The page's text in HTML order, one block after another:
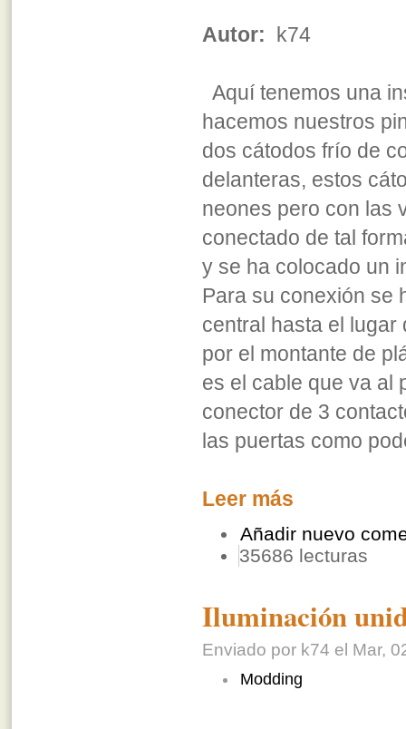
Autor: k74
Aquí tenemos una
hacemos nuestros
dos cátodos frío de
delanteras, estos
neones pero con las
conectado de tal
y se ha colocado un
Para su conexión se
central hasta el
por el montante de
es el cable que va al
conector de 3
las puertas como
Leer más
Añadir nuevo
35686 lecturas
Iluminación
Enviado por k74 el Mar,
Modding